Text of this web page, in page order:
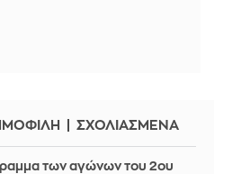
ΣΧΟΛΙΑΣΜΕΝΑ
των αγώνων του 2ου